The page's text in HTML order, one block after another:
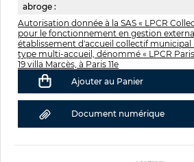
abroge :
Autorisation donnée à la SAS « LPCR
pour le fonctionnement en gestion
établissement d'accueil collectif
type multi-accueil, dénommé « LPCR Paris
19 villa Marcès, à Paris 11e
Ajouter au Panier
Document numérique